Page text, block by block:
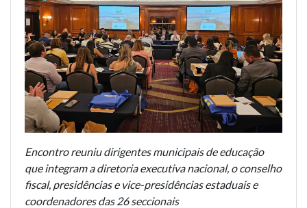
Encontro reuniu dirigentes municipais de educação
que integram a diretoria executiva nacional, o conselho
fiscal, presidências e vice-presidências estaduais e
coordenadores das 26 seccionais